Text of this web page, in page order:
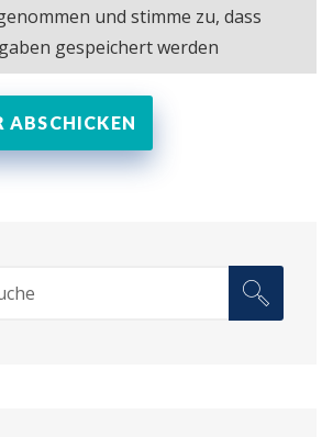
und stimme zu, dass
gespeichert werden